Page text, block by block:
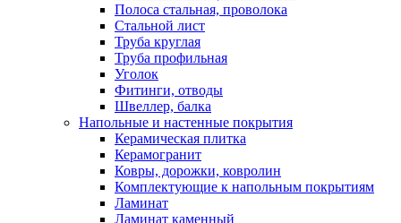
Полоса стальная, проволока
Стальной лист
Труба круглая
Труба профильная
Уголок
Фитинги, отводы
Швеллер, балка
Напольные и настенные покрытия
Керамическая плитка
Керамогранит
Ковры, дорожки, ковролин
Комплектующие к напольным покрытиям
Ламинат
Ламинат каменный